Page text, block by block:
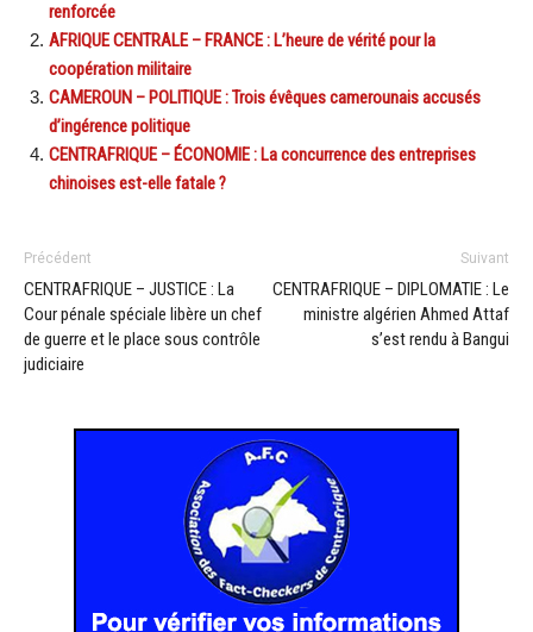
renforcée
AFRIQUE CENTRALE – FRANCE : L’heure de vérité pour la
coopération militaire
CAMEROUN – POLITIQUE : Trois évêques camerounais accusés
d’ingérence politique
CENTRAFRIQUE – ÉCONOMIE : La concurrence des entreprises
chinoises est-elle fatale ?
Précédent
CENTRAFRIQUE – JUSTICE : La
Cour pénale spéciale libère un chef
de guerre et le place sous contrôle
judiciaire
Suivant
CENTRAFRIQUE – DIPLOMATIE : Le
ministre algérien Ahmed Attaf
s’est rendu à Bangui